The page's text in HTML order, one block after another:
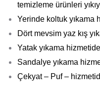
temizleme ürünleri
Yerinde koltuk yıkama
Dört mevsim yaz kış
Yatak yıkama
Sandalye yıkama
Çekyat – Puf –